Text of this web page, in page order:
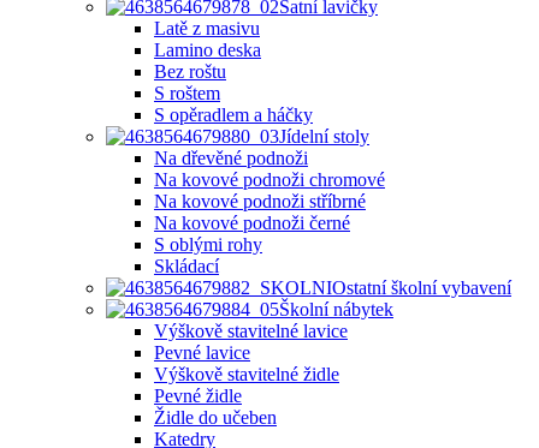
Šatní lavičky
Latě z masivu
Lamino deska
Bez roštu
S roštem
S opěradlem a háčky
Jídelní stoly
Na dřevěné podnoži
Na kovové podnoži chromové
Na kovové podnoži stříbrné
Na kovové podnoži černé
S oblými rohy
Skládací
Ostatní školní vybavení
Školní nábytek
Výškově stavitelné lavice
Pevné lavice
Výškově stavitelné židle
Pevné židle
Židle do učeben
Katedry